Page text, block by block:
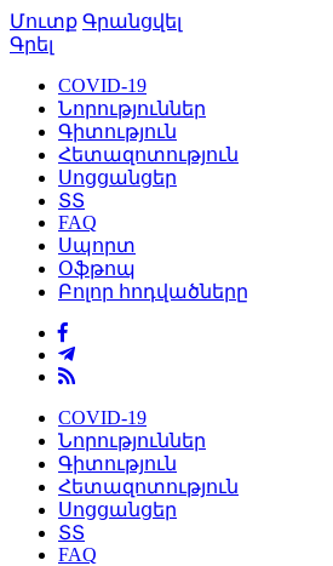
Մուտք Գրանցվել
Գրել
COVID-19
Նորություններ
Գիտություն
Հետազոտություն
Սոցցանցեր
ՏՏ
FAQ
Սպորտ
Օֆթոպ
Բոլոր հոդվածները
COVID-19
Նորություններ
Գիտություն
Հետազոտություն
Սոցցանցեր
ՏՏ
FAQ